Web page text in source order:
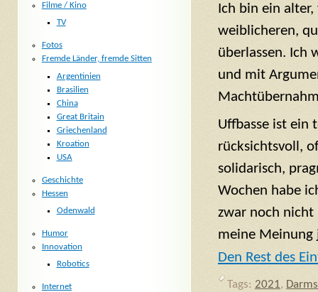
Ich bin ein
weiblicheren,
überlassen. Ich
und mit
Uffbasse ist ein
rücksichtsvoll,
solidarisch,
Wochen habe
zwar noch nicht
meine Meinung
Den Rest des
Tags: 2021,
Filme / Kino
TV
Fotos
Fremde Länder, fremde Sitten
Argentinien
Brasilien
China
Great Britain
Griechenland
Kroation
USA
Geschichte
Hessen
Odenwald
Humor
Innovation
Robotics
Internet